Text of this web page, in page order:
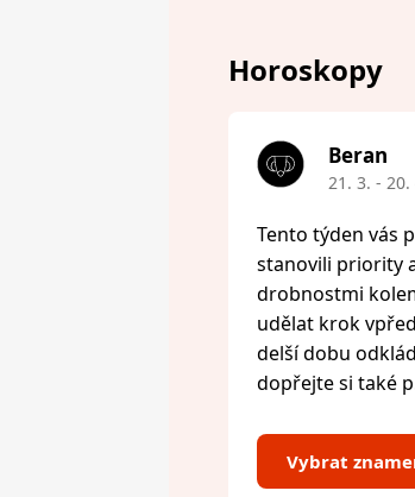
Horoskopy
Beran
21. 3. - 20.
Tento týden vás
stanovili priority
drobnostmi
udělat krok
delší dobu
dopřejte si také
Vybrat